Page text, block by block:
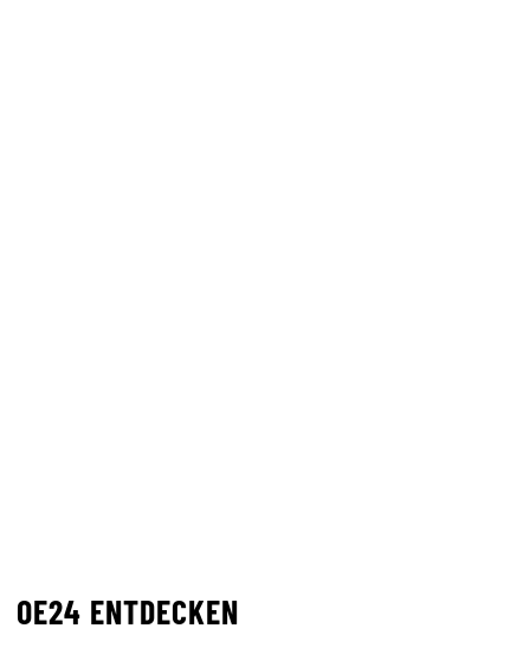
OE24 ENTDECKEN